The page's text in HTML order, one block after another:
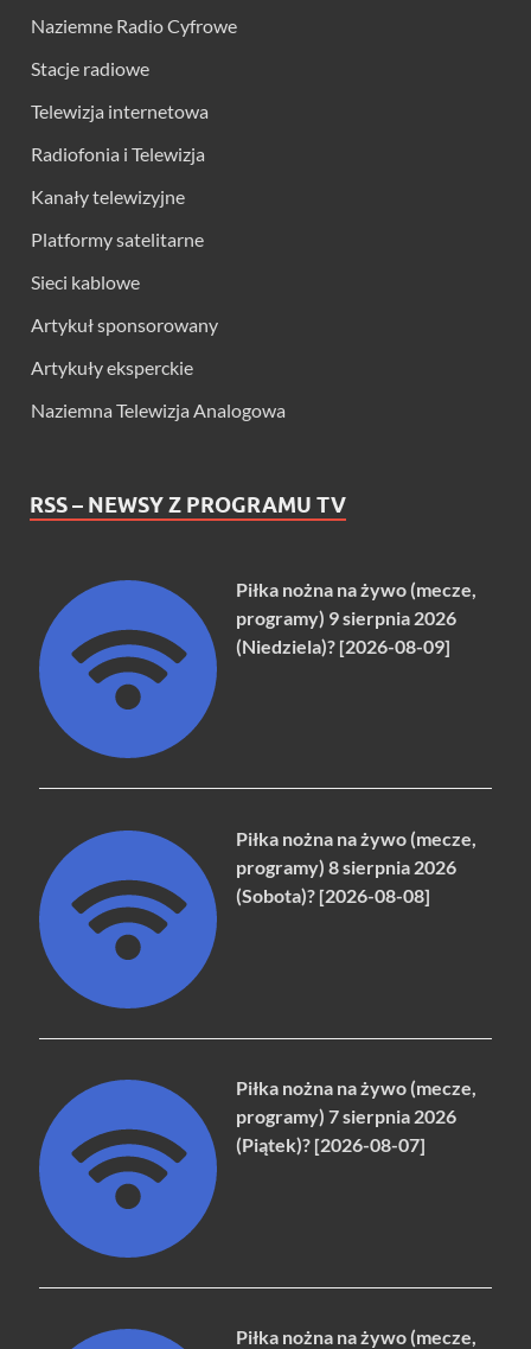
Naziemne Radio Cyfrowe
Stacje radiowe
Telewizja internetowa
Radiofonia i Telewizja
Kanały telewizyjne
Platformy satelitarne
Sieci kablowe
Artykuł sponsorowany
Artykuły eksperckie
Naziemna Telewizja Analogowa
RSS – NEWSY Z PROGRAMU TV
Piłka nożna na żywo (mecze,
programy) 9 sierpnia 2026
(Niedziela)? [2026-08-09]
Piłka nożna na żywo (mecze,
programy) 8 sierpnia 2026
(Sobota)? [2026-08-08]
Piłka nożna na żywo (mecze,
programy) 7 sierpnia 2026
(Piątek)? [2026-08-07]
Piłka nożna na żywo (mecze,